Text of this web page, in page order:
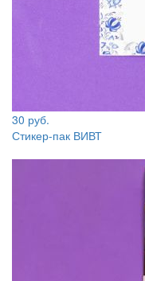
30 руб.
Стикер-пак ВИВТ